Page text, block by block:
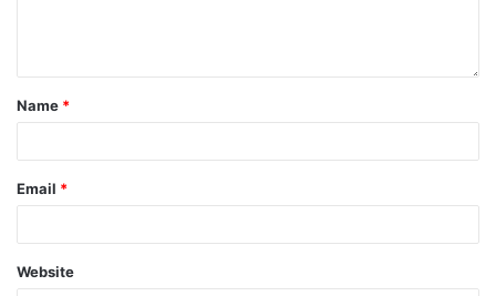
Name *
Email *
Website